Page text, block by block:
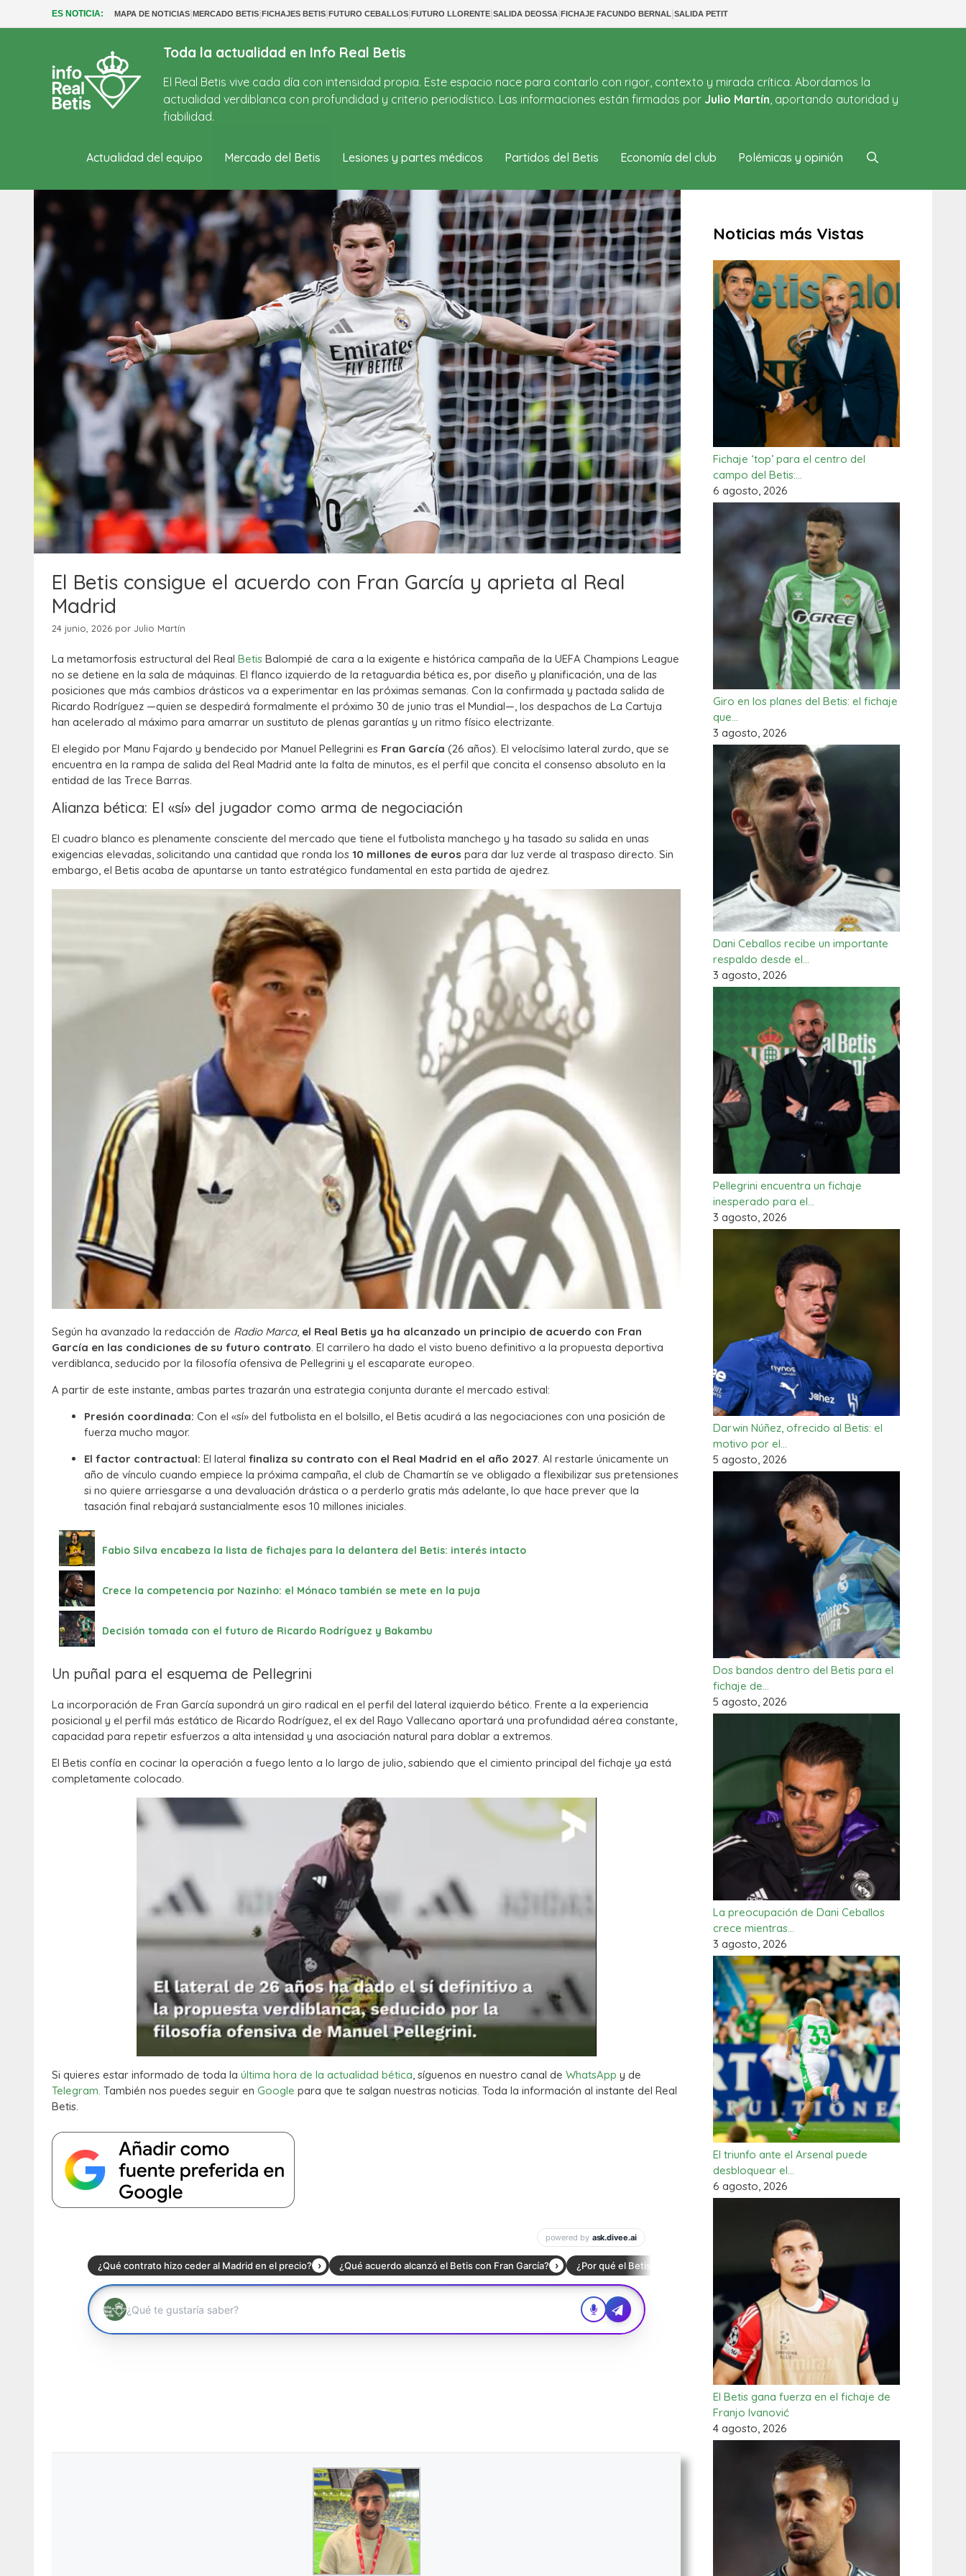
ES NOTICIA: MAPA DE NOTICIAS|MERCADO BETIS|FICHAJES BETIS|FUTURO CEBALLOS|FUTURO LLORENTE|SALIDA DEOSSA|FICHAJE FACUNDO BERNAL|SALIDA PETIT
Toda la actualidad en Info Real Betis
El Real Betis vive cada día con intensidad propia. Este espacio nace para contarlo con rigor, contexto y mirada crítica. Abordamos la
actualidad verdiblanca con profundidad y criterio periodístico. Las informaciones están firmadas por Julio Martín, aportando autoridad y
fiabilidad.
Actualidad del equipo Mercado del Betis Lesiones y partes médicos Partidos del Betis Economía del club Polémicas y opinión
El Betis consigue el acuerdo con Fran García y aprieta al Real
Madrid
24 junio, 2026 por Julio Martín
La metamorfosis estructural del Real Betis Balompié de cara a la exigente e histórica campaña de la UEFA Champions League
no se detiene en la sala de máquinas. El flanco izquierdo de la retaguardia bética es, por diseño y planificación, una de las
posiciones que más cambios drásticos va a experimentar en las próximas semanas. Con la confirmada y pactada salida de
Ricardo Rodríguez —quien se despedirá formalmente el próximo 30 de junio tras el Mundial—, los despachos de La Cartuja
han acelerado al máximo para amarrar un sustituto de plenas garantías y un ritmo físico electrizante.
El elegido por Manu Fajardo y bendecido por Manuel Pellegrini es Fran García (26 años). El velocísimo lateral zurdo, que se
encuentra en la rampa de salida del Real Madrid ante la falta de minutos, es el perfil que concita el consenso absoluto en la
entidad de las Trece Barras.
Alianza bética: El «sí» del jugador como arma de negociación
El cuadro blanco es plenamente consciente del mercado que tiene el futbolista manchego y ha tasado su salida en unas
exigencias elevadas, solicitando una cantidad que ronda los 10 millones de euros para dar luz verde al traspaso directo. Sin
embargo, el Betis acaba de apuntarse un tanto estratégico fundamental en esta partida de ajedrez.
Según ha avanzado la redacción de Radio Marca, el Real Betis ya ha alcanzado un principio de acuerdo con Fran
García en las condiciones de su futuro contrato . El carrilero ha dado el visto bueno definitivo a la propuesta deportiva
verdiblanca, seducido por la filosofía ofensiva de Pellegrini y el escaparate europeo.
A partir de este instante, ambas partes trazarán una estrategia conjunta durante el mercado estival:
Presión coordinada: Con el «sí» del futbolista en el bolsillo, el Betis acudirá a las negociaciones con una posición de
fuerza mucho mayor.
El factor contractual: El lateral finaliza su contrato con el Real Madrid en el año 2027 . Al restarle únicamente un
año de vínculo cuando empiece la próxima campaña, el club de Chamartín se ve obligado a flexibilizar sus pretensiones
si no quiere arriesgarse a una devaluación drástica o a perderlo gratis más adelante, lo que hace prever que la
tasación final rebajará sustancialmente esos 10 millones iniciales.
Fabio Silva encabeza la lista de fichajes para la delantera del Betis: interés intacto
Crece la competencia por Nazinho: el Mónaco también se mete en la puja
Decisión tomada con el futuro de Ricardo Rodríguez y Bakambu
Un puñal para el esquema de Pellegrini
La incorporación de Fran García supondrá un giro radical en el perfil del lateral izquierdo bético. Frente a la experiencia
posicional y el perfil más estático de Ricardo Rodríguez, el ex del Rayo Vallecano aportará una profundidad aérea constante,
capacidad para repetir esfuerzos a alta intensidad y una asociación natural para doblar a extremos.
El Betis confía en cocinar la operación a fuego lento a lo largo de julio, sabiendo que el cimiento principal del fichaje ya está
completamente colocado.
Si quieres estar informado de toda la última hora de la actualidad bética, síguenos en nuestro canal de WhatsApp y de
Telegram. También nos puedes seguir en Google para que te salgan nuestras noticias. Toda la información al instante del Real
Betis.
Noticias más Vistas
Fichaje ‘top’ para el centro del
campo del Betis:…
6 agosto, 2026
Giro en los planes del Betis: el fichaje
que…
3 agosto, 2026
Dani Ceballos recibe un importante
respaldo desde el…
3 agosto, 2026
Pellegrini encuentra un fichaje
inesperado para el…
3 agosto, 2026
Darwin Núñez, ofrecido al Betis: el
motivo por el…
5 agosto, 2026
Dos bandos dentro del Betis para el
fichaje de…
5 agosto, 2026
La preocupación de Dani Ceballos
crece mientras…
3 agosto, 2026
El triunfo ante el Arsenal puede
desbloquear el…
6 agosto, 2026
El Betis gana fuerza en el fichaje de
Franjo Ivanović
4 agosto, 2026